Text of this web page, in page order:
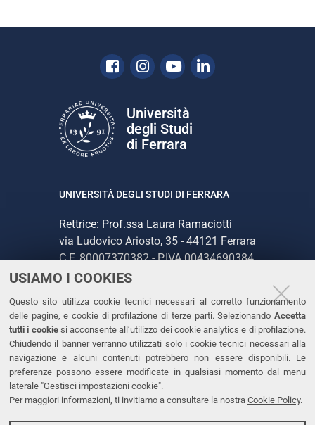
USIAMO I COOKIES
Questo sito utilizza cookie tecnici necessari al corretto funzionamento
delle pagine, e cookie di profilazione di terze parti. Selezionando Accetta
tutti i cookiesi acconsente all’utilizzo dei cookie analytics e di profilazione.
Chiudendo il banner verranno utilizzati solo i cookie tecnici necessari alla
navigazione e alcuni contenuti potrebbero non essere disponibili. Le
preferenze possono essere modificate in qualsiasi momento dal menu
laterale "Gestisci impostazioni cookie".
Per maggiori informazioni, ti invitiamo a consultare la nostra Cookie Policy.
Facebook
Instagram
YoutubeLinkedin
Università
degli Studi
di Ferrara
UNIVERSITÀ DEGLI STUDI DI FERRARA
Rettrice: Prof.ssa Laura Ramaciotti
via Ludovico Ariosto, 35 - 44121 Ferrara
C.F. 80007370382 - P.IVA 00434690384
CONTATTI
Tel. +39 0532 293111
Fax. +39 0532 293031
PEC
LINKS